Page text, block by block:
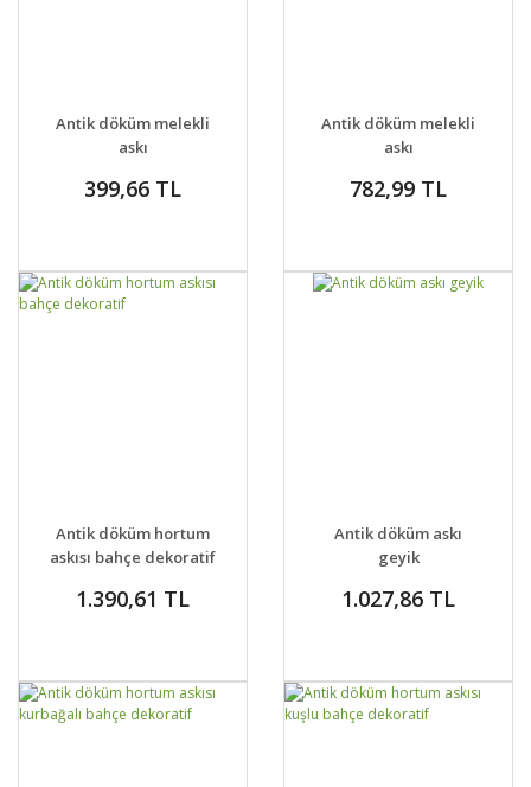
DETAYLAR SEPETE EKLE
Antik döküm melekli
askı
399,66 TL
DETAYLAR SEPETE EKLE
Antik döküm melekli
askı
782,99 TL
DETAYLAR SEPETE EKLE
Antik döküm hortum
askısı bahçe dekoratif
1.390,61 TL
DETAYLAR SEPETE EKLE
Antik döküm askı
geyik
1.027,86 TL